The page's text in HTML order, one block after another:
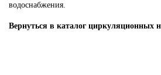
водоснабжения.
Вернуться в каталог циркуляционных